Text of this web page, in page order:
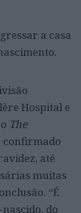
a casa
Hospital e
The
confirmado
até
muitas
“É
do